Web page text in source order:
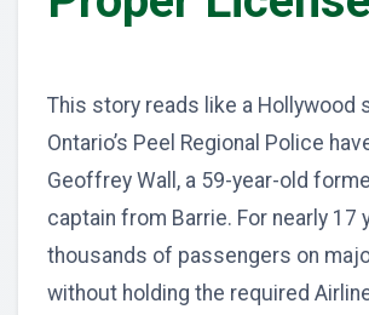
This story reads like a Hollywood
Ontario’s Peel Regional Police
Geoffrey Wall, a 59-year-old
captain from Barrie. For nearly 17
thousands of passengers on
without holding the required